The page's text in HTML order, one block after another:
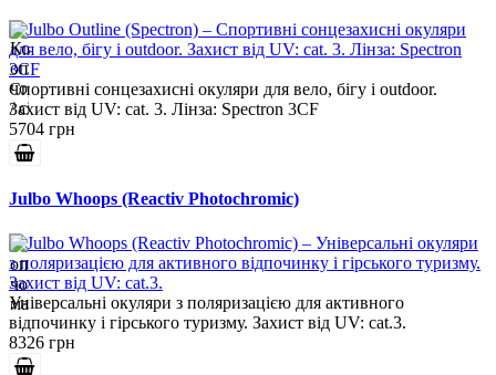
Спортивні сонцезахисні окуляри для вело, бігу і outdoor.
Захист від UV: cat. 3. Лінза: Spectron 3CF
5704 грн
Julbo Whoops (Reactiv Photochromic)
Універсальні окуляри з поляризацією для активного
відпочинку і гірського туризму. Захист від UV: cat.3.
8326 грн